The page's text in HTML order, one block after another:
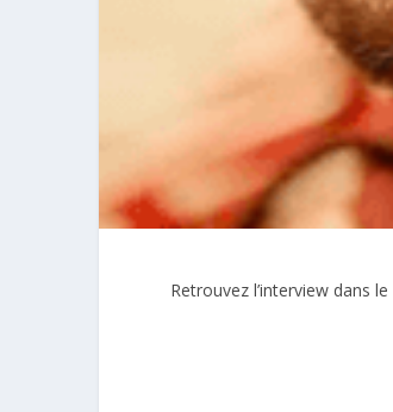
Retrouvez l’interview dans le